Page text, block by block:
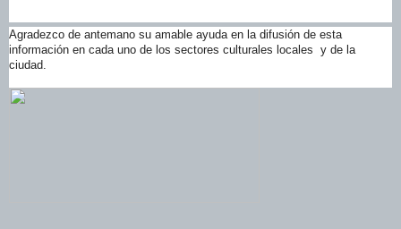
Agradezco de antemano su amable ayuda en la difusión de esta
información en cada uno de los sectores culturales locales y de la
ciudad.